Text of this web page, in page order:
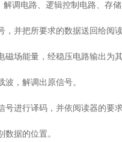
解调电路、逻辑控制电路、存储
并把所要求的数据送回给阅读
磁场能量，经稳压电路输出为
，解调出原信号。
进行译码，并依阅读器的要求
据的位置。